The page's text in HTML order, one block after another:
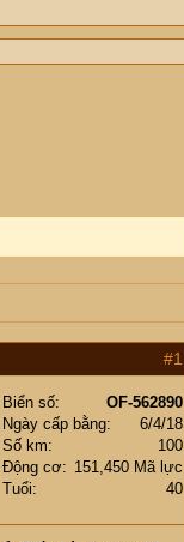
#1
Biển số
OF-562890
Ngày cấp bằng
6/4/18
Số km
100
Động cơ
151,450 Mã lực
Tuổi
40